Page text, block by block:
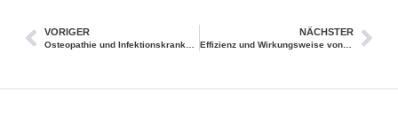
VORIGER
Osteopathie und Infektionskrankheiten
NÄCHSTER
Effizienz und Wirkungsweise von Akupunktur